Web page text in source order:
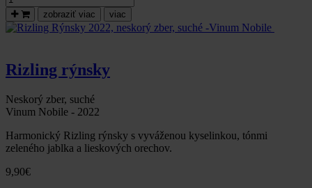
Rizling
vlašský,
akostné
biele,
prívlastkom
NESKORÝ
suché,
2022
Valley
zobraziť viac viac
Rizling rýnsky
Neskorý zber, suché
Vinum Nobile - 2022
Harmonický Rizling rýnsky s vyváženou kyselinkou, tónmi
zeleného jablka a lieskových orechov.
9,90€